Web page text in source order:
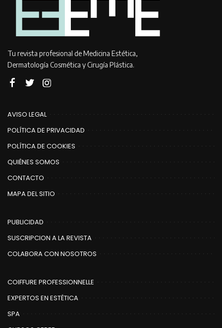
Tu revista profesional de Medicina Estética,
Dermatología Cosmética y Cirugía Plástica.
AVISO LEGAL
POLÍTICA DE PRIVACIDAD
POLÍTICA DE COOKIES
QUIÉNES SOMOS
CONTACTO
MAPA DEL SITIO
PUBLICIDAD
SUSCRIPCION A LA REVISTA
COLABORA CON NOSOTROS
COIFFURE PROFESSIONNELLE
EXPERTOS EN ESTÉTICA
SPA